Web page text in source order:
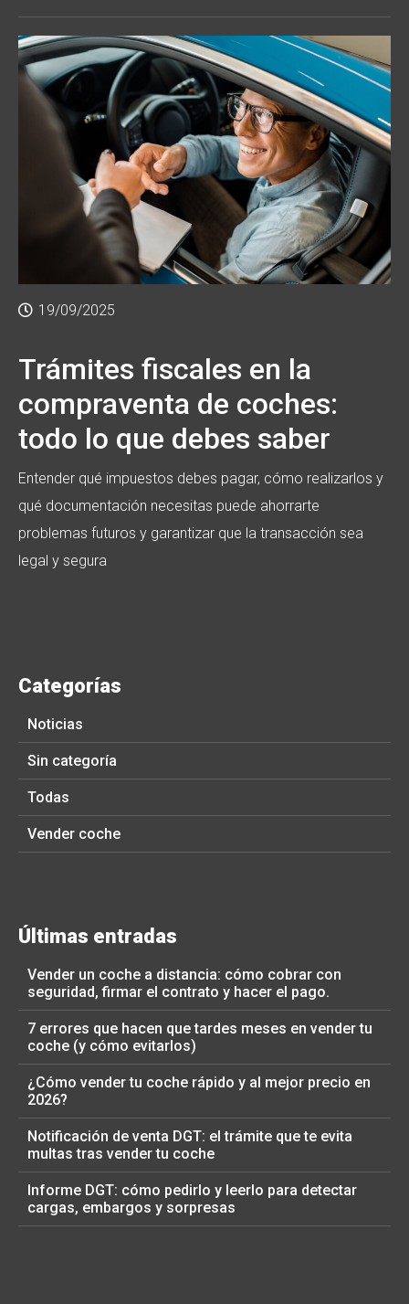
Categorías
Noticias
Sin categoría
Todas
Vender coche
Últimas entradas
Vender un coche a distancia: cómo cobrar con
seguridad, firmar el contrato y hacer el pago.
7 errores que hacen que tardes meses en vender tu
coche (y cómo evitarlos)
¿Cómo vender tu coche rápido y al mejor precio en
2026?
Notificación de venta DGT: el trámite que te evita
multas tras vender tu coche
Informe DGT: cómo pedirlo y leerlo para detectar
cargas, embargos y sorpresas
19/09/2025
Trámites fiscales en la
compraventa de coches:
todo lo que debes saber
Entender qué impuestos debes pagar, cómo realizarlos y
qué documentación necesitas puede ahorrarte
problemas futuros y garantizar que la transacción sea
legal y segura